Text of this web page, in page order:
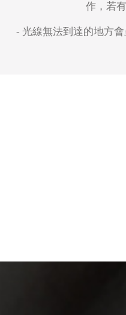
作，若
- 光線無法到達的地方